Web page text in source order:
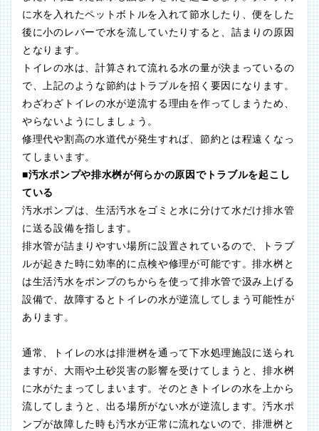
に水を入れたペットボトルを入れて節水したり、便をした
後に小のレバーで水を流していたりすると、詰まりの原因
となります。
トイレの水は、計算されて流れる水の量が決まっているの
で、上記のような節約はトラブルを招く要因になります。
わざわざトイレの水が逆流する理由を作ってしまうため、
やらないようにしましょう。
修理代や割高の水道代が発生すれば、節約とは程遠くなっ
てしまいます。
■汚水ポンプや排水桝が何らかの原因でトラブルを起こし
ている
汚水ポンプは、生活汚水をゴミと水に分けて水だけ排水管
に送る設備を指します。
排水管が詰まりやすい場所に設置されているので、トラブ
ルが起きた時に効率的に点検や修理が可能です。排水桝と
は生活汚水をポンプのちからを使って排水管で汲み上げる
設備で、故障するとトイレの水が逆流してしまう可能性が
あります。
通常、トイレの水は排泄桝を通って下水処理施設に送られ
ますが、大雨や土砂災害の影響を受けてしまうと、排水桝
に水がたまってしまいます。そのときトイレの水を上から
流してしまうと、出る場所がない水が逆流します。汚水ポ
ンプが故障した時も汚水が正常に流れないので、排泄桝と